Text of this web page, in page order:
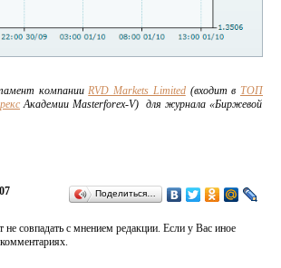
компанииRVD Markets Limited(входит в ТОП
Академии Masterforex-V) для журнала «Биржевой
Поделиться…
совпадать с мнением редакции. Если у Вас иное